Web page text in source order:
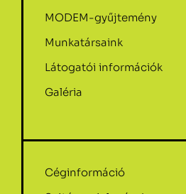
MODEM-gyűjtemény
Munkatársaink
Látogatói információk
Galéria
Céginformáció